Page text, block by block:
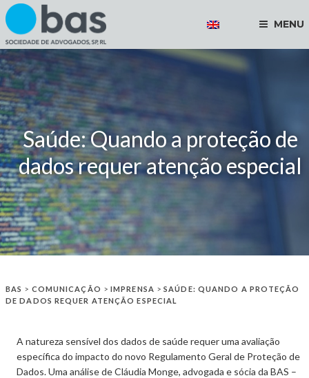
MENU
Saúde: Quando a proteção de
dados requer atenção especial
BAS > COMUNICAÇÃO >IMPRENSA >SAÚDE: QUANDO A PROTEÇÃO
DE DADOS REQUER ATENÇÃO ESPECIAL
A natureza sensível dos dados de saúde requer uma avaliação
específica do impacto do novo Regulamento Geral de Proteção de
Dados. Uma análise de Cláudia Monge, advogada e sócia da BAS –